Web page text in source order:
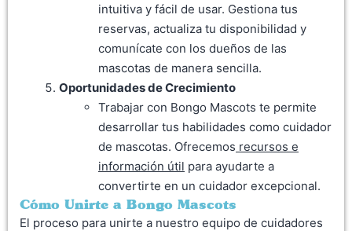
intuitiva y fácil de usar. Gestiona tus
reservas, actualiza tu disponibilidad y
comunícate con los dueños de las
mascotas de manera sencilla.
Oportunidades de Crecimiento
Trabajar con Bongo Mascots te permite
desarrollar tus habilidades como cuidador
de mascotas. Ofrecemos recursos e
información útil para ayudarte a
convertirte en un cuidador excepcional.
Cómo Unirte a Bongo Mascots
El proceso para unirte a nuestro equipo de cuidadores